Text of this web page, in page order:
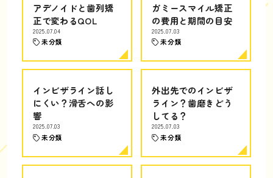
アデノイドと歯列矯
正で変わるQOL
2025.07.04
未分類
ガミースマイル矯正
の費用と期間の目安
2025.07.03
未分類
インビザライン話し
にくい？滑舌への影
響
2025.07.03
未分類
外出先でのインビザ
ライン？歯磨きどう
してる？
2025.07.03
未分類